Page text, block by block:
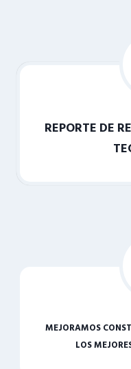
REPORTE DE
MEJORAMOS
LOS